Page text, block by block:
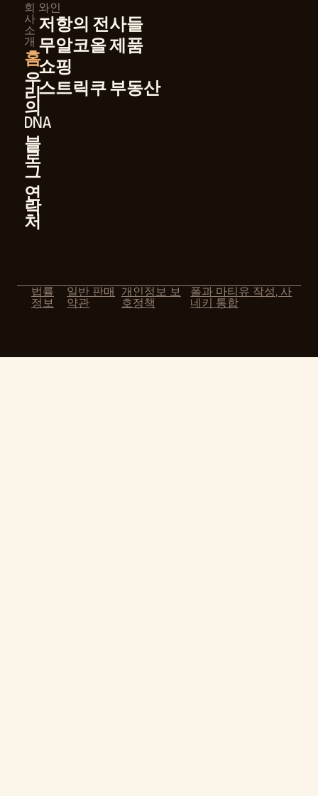
회
사
소
개
홈
우
리
의
DNA
블
로
그
연
락
처
와인
저항의 전사들
무알코올 제품
쇼핑
스트릭쿠 부동산
법률
정보
일반 판매
약관
개인정보 보
호정책
폴과 마티유 작성, 사
네키 통합